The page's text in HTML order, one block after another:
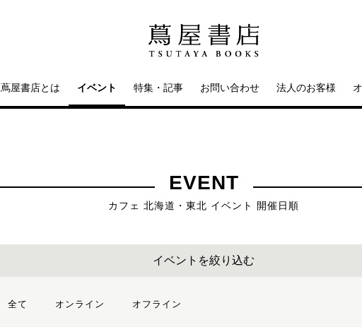
蔦屋書店とは イベント 特集・記事 お問い合わせ 法人のお客様
EVENT
カフェ 北海道・東北 イベント 開催日順
イベントを絞り込む
全て オンライン オフライン